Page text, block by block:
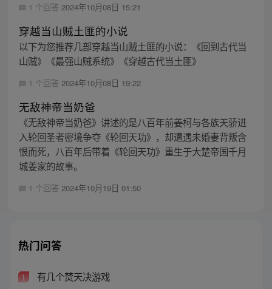
1 个回答 2024年10月08日 15:21
穿越当山贼土匪的小说
以下为您推荐几部穿越当山贼土匪的小说：《回到古代当
山贼》《最强山贼系统》《穿越古代当土匪》
1 个回答 2024年10月08日 19:22
无敌神帝当奶爸
《无敌神帝当奶爸》讲述的是八百年前姜柯与各族天骄进
入轮回圣者密境争夺《轮回天功》，却遭遇未婚妻背叛含
恨而死，八百年后带着《轮回天功》重生于大楚帝国千月
城姜家的故事。
1 个回答 2024年10月19日 01:50
热门问答
1 有几个焚天决游戏